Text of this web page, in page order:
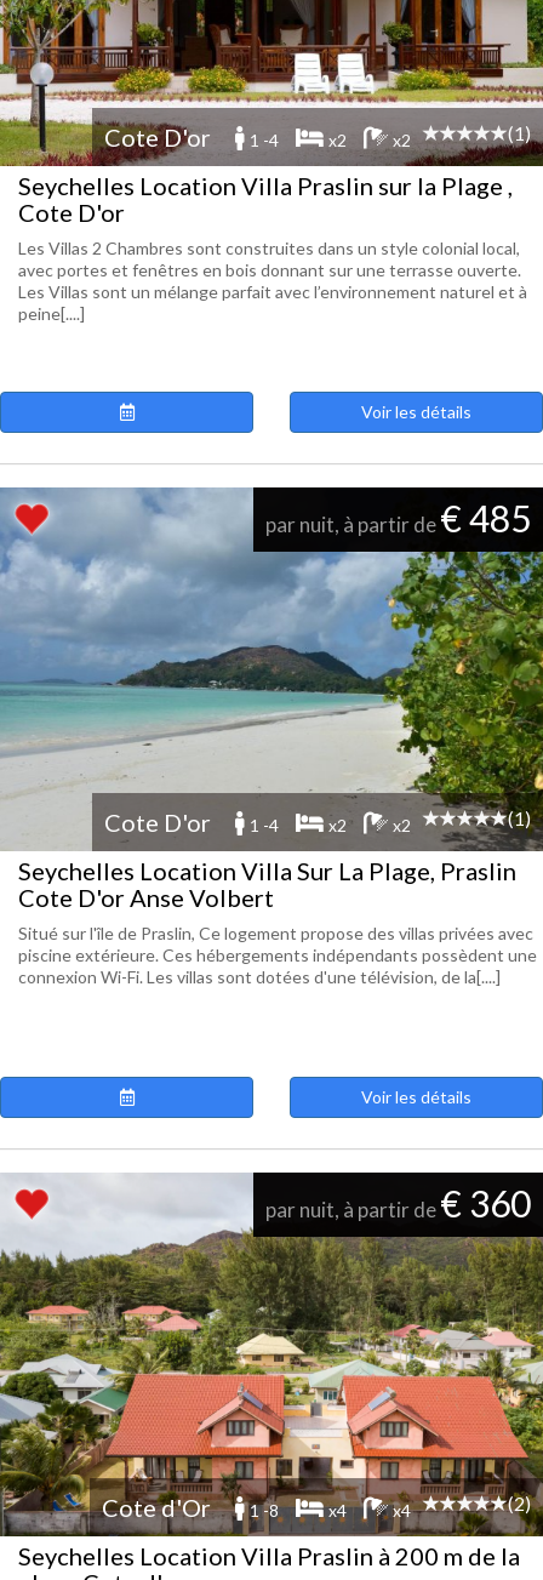
Cote D'or 1 -4 x2 x2 (1)
Seychelles Location Villa Praslin sur la Plage ,
Cote D'or
Les Villas 2 Chambres sont construites dans un style colonial local,
avec portes et fenêtres en bois donnant sur une terrasse ouverte.
Les Villas sont un mélange parfait avec l’environnement naturel et à
peine[....]
Voir les détails
par nuit, à partir de€ 485
Cote D'or 1 -4 x2 x2 (1)
Seychelles Location Villa Sur La Plage, Praslin
Cote D'or Anse Volbert
Situé sur l'île de Praslin, Ce logement propose des villas privées avec
piscine extérieure. Ces hébergements indépendants possèdent une
connexion Wi-Fi. Les villas sont dotées d'une télévision, de la[....]
Voir les détails
par nuit, à partir de€ 360
Cote d'Or 1 -8 x4 x4 (2)
Seychelles Location Villa Praslin à 200 m de la